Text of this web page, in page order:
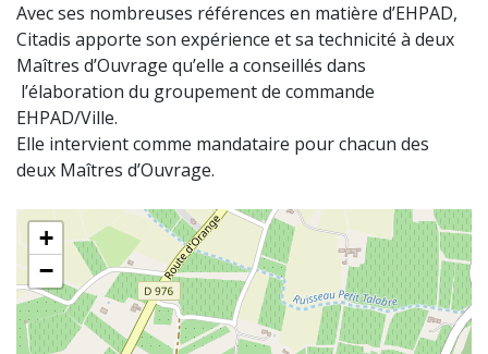
Avec ses nombreuses références en matière d’EHPAD,
Citadis apporte son expérience et sa technicité à deux
Maîtres d’Ouvrage qu’elle a conseillés dans
l’élaboration du groupement de commande
EHPAD/Ville.
Elle intervient comme mandataire pour chacun des
deux Maîtres d’Ouvrage.
+
−